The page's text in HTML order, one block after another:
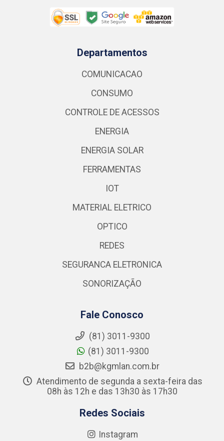
Departamentos
COMUNICACAO
CONSUMO
CONTROLE DE ACESSOS
ENERGIA
ENERGIA SOLAR
FERRAMENTAS
IOT
MATERIAL ELETRICO
OPTICO
REDES
SEGURANCA ELETRONICA
SONORIZAÇÃO
Fale Conosco
(81) 3011-9300
(81) 3011-9300
b2b@kgmlan.com.br
Atendimento de segunda a sexta-feira das
08h às 12h e das 13h30 às 17h30
Redes Sociais
Instagram